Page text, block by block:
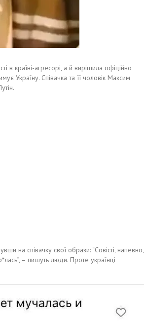
в країні-агресорі, а й вирішила офіційно
Україну. Співачка та її чоловік Максим
на співачку свої образи: “Совісті, напевно,
– пишуть люди. Проте українці